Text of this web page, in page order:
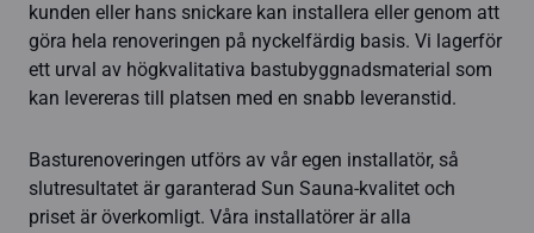
kunden eller hans snickare kan installera eller genom att
göra hela renoveringen på nyckelfärdig basis. Vi lagerför
ett urval av högkvalitativa bastubyggnadsmaterial som
kan levereras till platsen med en snabb leveranstid.
Basturenoveringen utförs av vår egen installatör, så
slutresultatet är garanterad Sun Sauna-kvalitet och
priset är överkomligt. Våra installatörer är alla